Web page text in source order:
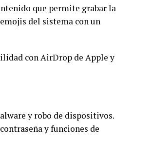
que permite grabar la
del sistema con un
con AirDrop de Apple y
y robo de dispositivos.
y funciones de